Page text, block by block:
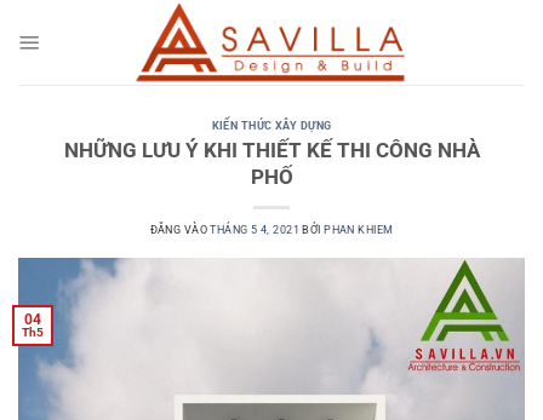
qua
KIẾN THỨC XÂY DỰNG
NHỮNG LƯU Ý KHI THIẾT KẾ THI CÔNG NHÀ
PHỐ
ĐĂNG VÀOTHÁNG 5 4, 2021 BỞI PHAN KHIEM
04
Th5